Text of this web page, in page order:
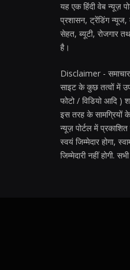
यह एक हिंदी वेब न्यूज़
प्रशासन, ट्रेंडिंग
सेहत, ब्यूटी, रोजगार
है।
Disclaimer - समाचार
साइट के कुछ तत्वों में
फोटो / विडियो आदि )
इस तरह के सामग्रियों के
न्यूज़ पोर्टल में
स्वयं जिम्मेदार होगा,
जिम्मेदारी नहीं होगी.